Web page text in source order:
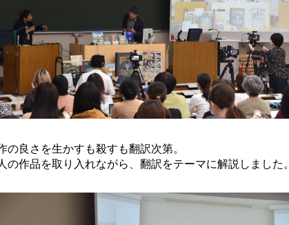
の良さを生かすも殺すも翻訳次第。
の作品を取り入れながら、翻訳をテーマに解説しました。